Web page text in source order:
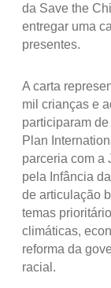
da Save the
entregar uma
presentes.
A carta
mil crianças e
participaram
Plan
parceria com a
pela Infância
de articulação
temas
climáticas,
reforma da
racial.